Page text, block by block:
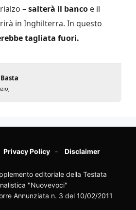
–salterà il banco e il
in Inghilterra. In questo
tagliata fuori.
Privacy Policy Disclaimer
editoriale della Testata
"Nuovevoci"
Annunziata n. 3 del 10/02/2011